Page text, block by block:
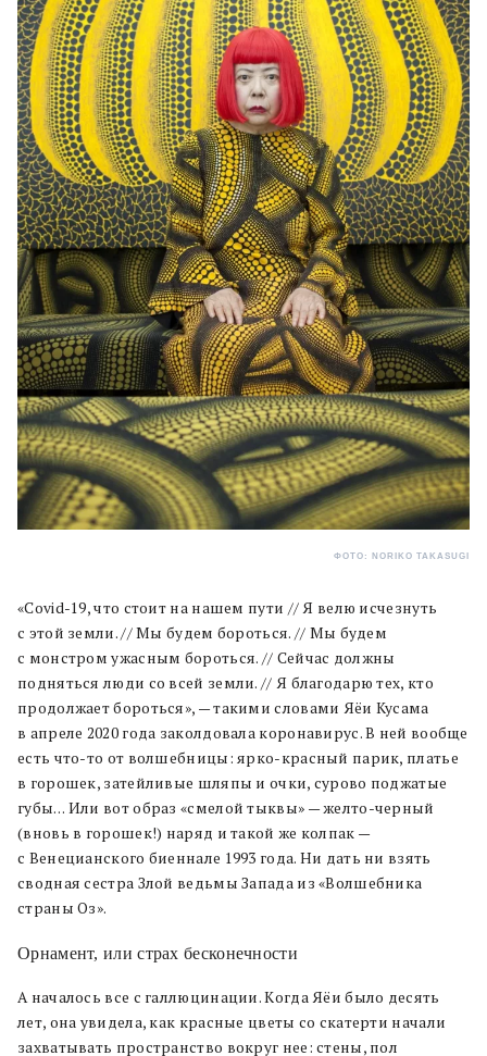
ФОТО: NORIKO TAKASUGI
«Covid-19, что стоит на нашем пути // Я велю исчезнуть
с этой земли. // Мы будем бороться. // Мы будем
с монстром ужасным бороться. // Сейчас должны
подняться люди со всей земли. // Я благодарю тех, кто
продолжает бороться», — такими словами Яёи Кусама
в апреле 2020 года заколдовала коронавирус. В ней вообще
есть что-то от волшебницы: ярко-красный парик, платье
в горошек, затейливые шляпы и очки, сурово поджатые
губы… Или вот образ «смелой тыквы» — желто-черный
(вновь в горошек!) наряд и такой же колпак —
с Венецианского биеннале 1993 года. Ни дать ни взять
сводная сестра Злой ведьмы Запада из «Волшебника
страны Оз».
Орнамент, или страх бесконечности
А началось все с галлюцинации. Когда Яёи было десять
лет, она увидела, как красные цветы со скатерти начали
захватывать пространство вокруг нее: стены, пол